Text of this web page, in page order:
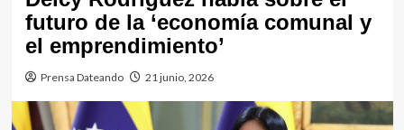
futuro de la ‘economía comunal y
el emprendimiento’
Prensa Dateando 21 junio, 2026